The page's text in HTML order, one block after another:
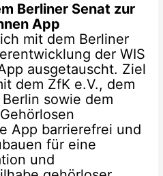
Berliner Senat zur
App
mit dem Berliner
der WIS
ausgetauscht. Ziel
dem ZfK e.V., dem
sowie dem
App barrierefrei und
für eine
und